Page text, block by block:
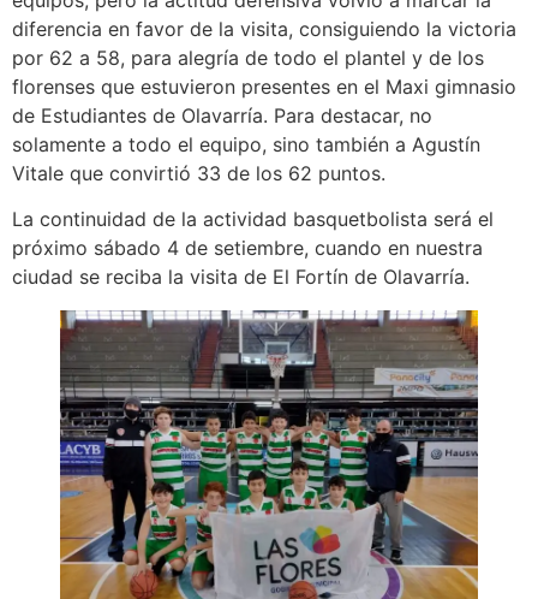
diferencia en favor de la visita, consiguiendo la victoria
por 62 a 58, para alegría de todo el plantel y de los
florenses que estuvieron presentes en el Maxi gimnasio
de Estudiantes de Olavarría. Para destacar, no
solamente a todo el equipo, sino también a Agustín
Vitale que convirtió 33 de los 62 puntos.
La continuidad de la actividad basquetbolista será el
próximo sábado 4 de setiembre, cuando en nuestra
ciudad se reciba la visita de El Fortín de Olavarría.